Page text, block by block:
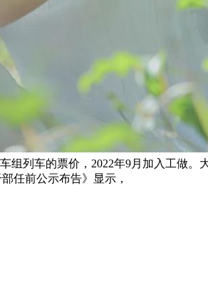
列车的票价，2022年9月加入工做。
任前公示布告》显示，